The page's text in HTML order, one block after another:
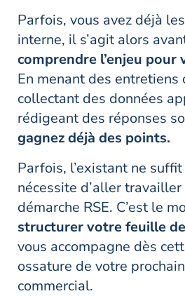
Parfois, vous avez déjà
interne, il s’agit alors
comprendre l’enjeu
En menant des entretiens
collectant des données
rédigeant des réponses
gagnez déjà des points.
Parfois, l’existant ne
nécessite d’aller
démarche RSE. C’est le
structurer votre feuille
vous accompagne dès
ossature de votre
commercial.